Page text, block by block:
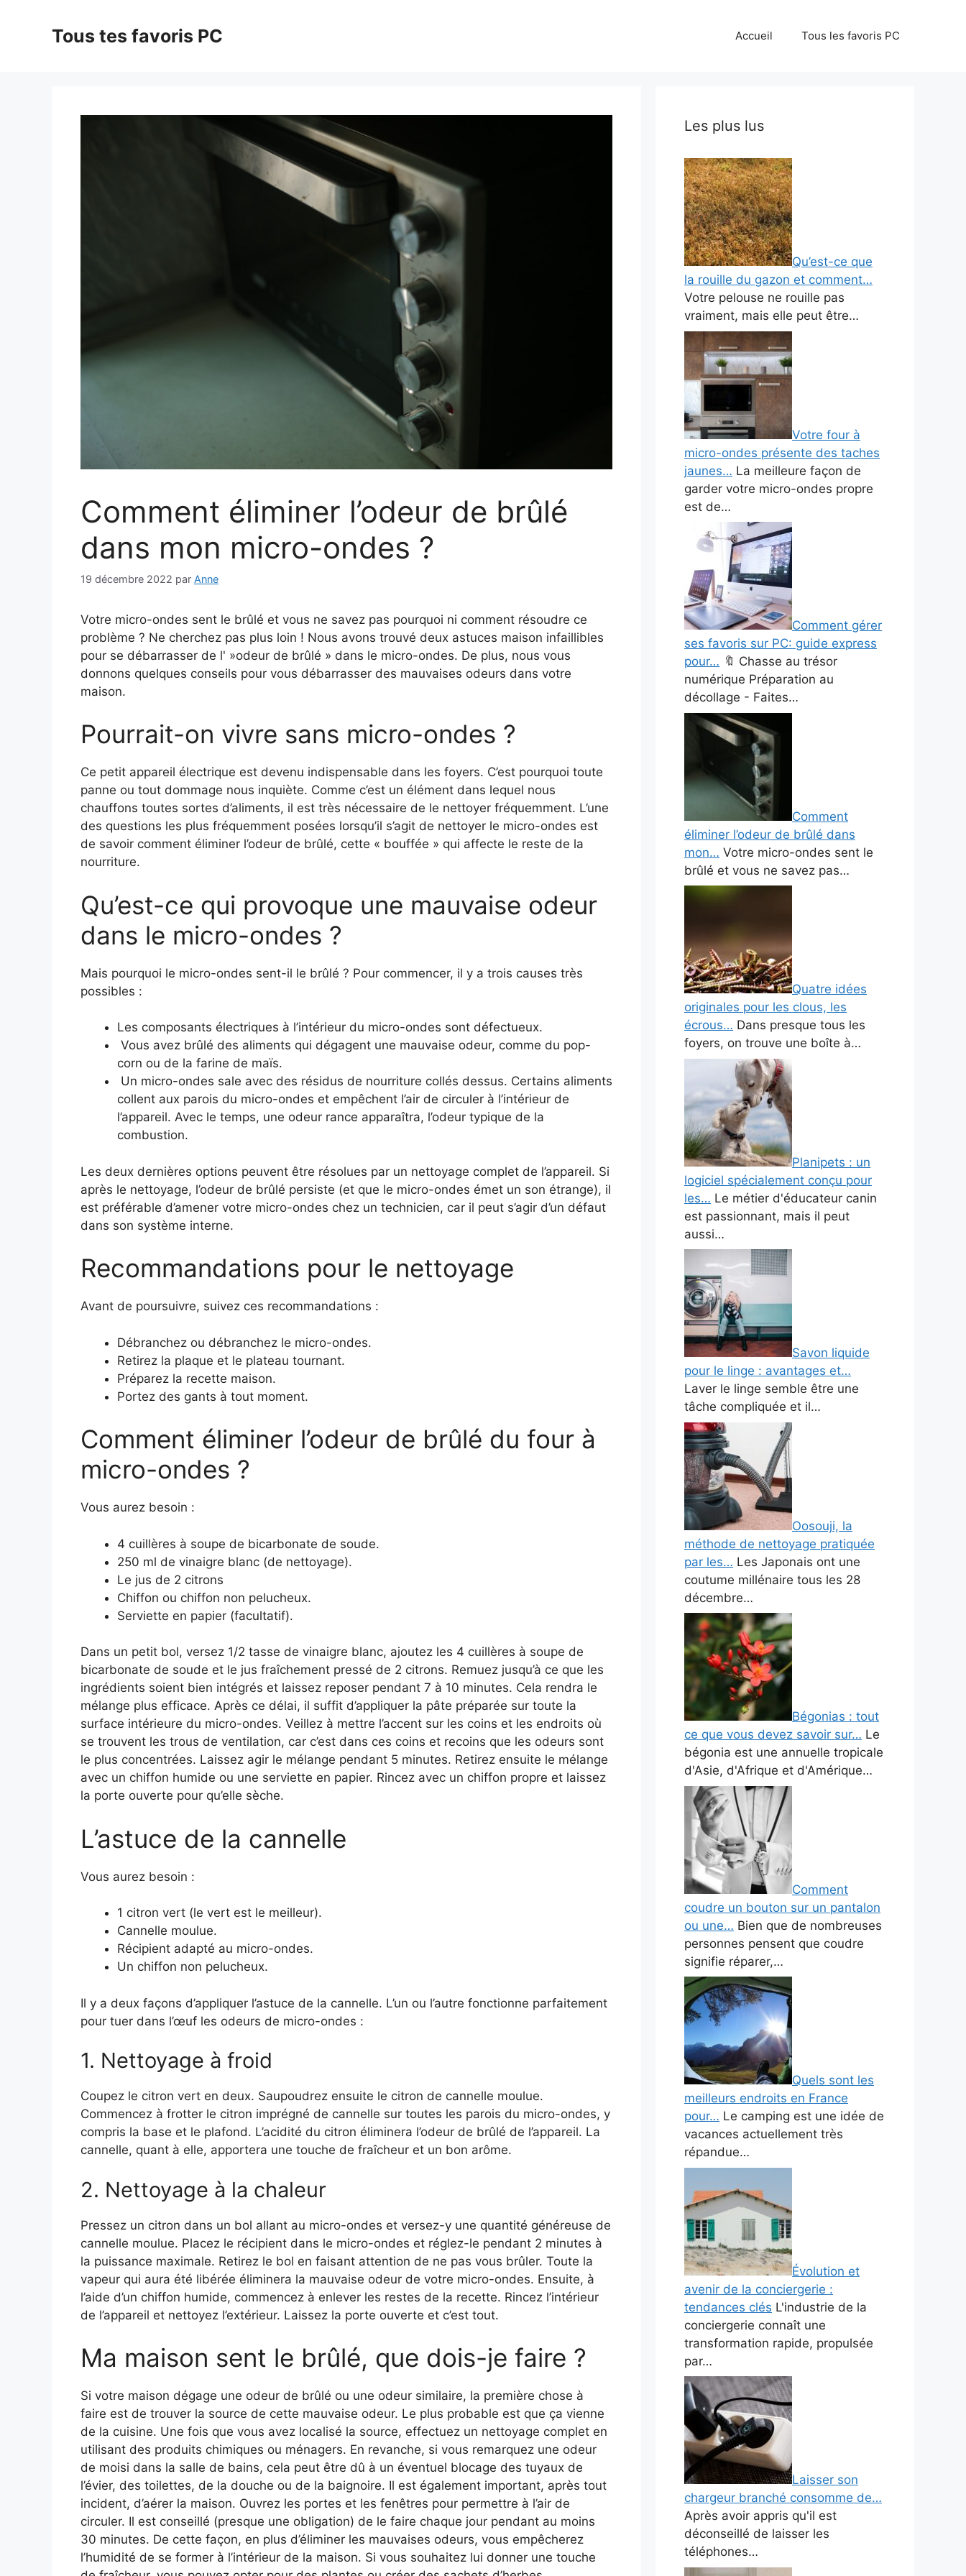
Tous tes favoris PC Accueil Tous les favoris PC
Comment éliminer l’odeur de brûlé
dans mon micro-ondes ?
19 décembre 2022 par Anne
Votre micro-ondes sent le brûlé et vous ne savez pas pourquoi ni comment résoudre ce
problème ? Ne cherchez pas plus loin ! Nous avons trouvé deux astuces maison infaillibles
pour se débarrasser de l' »odeur de brûlé » dans le micro-ondes. De plus, nous vous
donnons quelques conseils pour vous débarrasser des mauvaises odeurs dans votre
maison.
Pourrait-on vivre sans micro-ondes ?
Ce petit appareil électrique est devenu indispensable dans les foyers. C’est pourquoi toute
panne ou tout dommage nous inquiète. Comme c’est un élément dans lequel nous
chauffons toutes sortes d’aliments, il est très nécessaire de le nettoyer fréquemment. L’une
des questions les plus fréquemment posées lorsqu’il s’agit de nettoyer le micro-ondes est
de savoir comment éliminer l’odeur de brûlé, cette « bouffée » qui affecte le reste de la
nourriture.
Qu’est-ce qui provoque une mauvaise odeur
dans le micro-ondes ?
Mais pourquoi le micro-ondes sent-il le brûlé ? Pour commencer, il y a trois causes très
possibles :
Les composants électriques à l’intérieur du micro-ondes sont défectueux.
Vous avez brûlé des aliments qui dégagent une mauvaise odeur, comme du pop-
corn ou de la farine de maïs.
Un micro-ondes sale avec des résidus de nourriture collés dessus. Certains aliments
collent aux parois du micro-ondes et empêchent l’air de circuler à l’intérieur de
l’appareil. Avec le temps, une odeur rance apparaîtra, l’odeur typique de la
combustion.
Les deux dernières options peuvent être résolues par un nettoyage complet de l’appareil. Si
après le nettoyage, l’odeur de brûlé persiste (et que le micro-ondes émet un son étrange), il
est préférable d’amener votre micro-ondes chez un technicien, car il peut s’agir d’un défaut
dans son système interne.
Recommandations pour le nettoyage
Avant de poursuivre, suivez ces recommandations :
Débranchez ou débranchez le micro-ondes.
Retirez la plaque et le plateau tournant.
Préparez la recette maison.
Portez des gants à tout moment.
Comment éliminer l’odeur de brûlé du four à
micro-ondes ?
Vous aurez besoin :
4 cuillères à soupe de bicarbonate de soude.
250 ml de vinaigre blanc (de nettoyage).
Le jus de 2 citrons
Chiffon ou chiffon non pelucheux.
Serviette en papier (facultatif).
Dans un petit bol, versez 1/2 tasse de vinaigre blanc, ajoutez les 4 cuillères à soupe de
bicarbonate de soude et le jus fraîchement pressé de 2 citrons. Remuez jusqu’à ce que les
ingrédients soient bien intégrés et laissez reposer pendant 7 à 10 minutes. Cela rendra le
mélange plus efficace. Après ce délai, il suffit d’appliquer la pâte préparée sur toute la
surface intérieure du micro-ondes. Veillez à mettre l’accent sur les coins et les endroits où
se trouvent les trous de ventilation, car c’est dans ces coins et recoins que les odeurs sont
le plus concentrées. Laissez agir le mélange pendant 5 minutes. Retirez ensuite le mélange
avec un chiffon humide ou une serviette en papier. Rincez avec un chiffon propre et laissez
la porte ouverte pour qu’elle sèche.
L’astuce de la cannelle
Vous aurez besoin :
1 citron vert (le vert est le meilleur).
Cannelle moulue.
Récipient adapté au micro-ondes.
Un chiffon non pelucheux.
Il y a deux façons d’appliquer l’astuce de la cannelle. L’un ou l’autre fonctionne parfaitement
pour tuer dans l’œuf les odeurs de micro-ondes :
1. Nettoyage à froid
Coupez le citron vert en deux. Saupoudrez ensuite le citron de cannelle moulue.
Commencez à frotter le citron imprégné de cannelle sur toutes les parois du micro-ondes, y
compris la base et le plafond. L’acidité du citron éliminera l’odeur de brûlé de l’appareil. La
cannelle, quant à elle, apportera une touche de fraîcheur et un bon arôme.
2. Nettoyage à la chaleur
Pressez un citron dans un bol allant au micro-ondes et versez-y une quantité généreuse de
cannelle moulue. Placez le récipient dans le micro-ondes et réglez-le pendant 2 minutes à
la puissance maximale. Retirez le bol en faisant attention de ne pas vous brûler. Toute la
vapeur qui aura été libérée éliminera la mauvaise odeur de votre micro-ondes. Ensuite, à
l’aide d’un chiffon humide, commencez à enlever les restes de la recette. Rincez l’intérieur
de l’appareil et nettoyez l’extérieur. Laissez la porte ouverte et c’est tout.
Ma maison sent le brûlé, que dois-je faire ?
Si votre maison dégage une odeur de brûlé ou une odeur similaire, la première chose à
faire est de trouver la source de cette mauvaise odeur. Le plus probable est que ça vienne
de la cuisine. Une fois que vous avez localisé la source, effectuez un nettoyage complet en
utilisant des produits chimiques ou ménagers. En revanche, si vous remarquez une odeur
de moisi dans la salle de bains, cela peut être dû à un éventuel blocage des tuyaux de
l’évier, des toilettes, de la douche ou de la baignoire. Il est également important, après tout
incident, d’aérer la maison. Ouvrez les portes et les fenêtres pour permettre à l’air de
circuler. Il est conseillé (presque une obligation) de le faire chaque jour pendant au moins
30 minutes. De cette façon, en plus d’éliminer les mauvaises odeurs, vous empêcherez
l’humidité de se former à l’intérieur de la maison. Si vous souhaitez lui donner une touche
Les plus lus
Qu’est-ce que
la rouille du gazon et comment…
Votre pelouse ne rouille pas
vraiment, mais elle peut être…
Votre four à
micro-ondes présente des taches
jaunes… La meilleure façon de
garder votre micro-ondes propre
est de…
Comment gérer
ses favoris sur PC: guide express
pour… 🔖 Chasse au trésor
numérique Préparation au
décollage - Faites…
Comment
éliminer l’odeur de brûlé dans
mon… Votre micro-ondes sent le
brûlé et vous ne savez pas…
Quatre idées
originales pour les clous, les
écrous… Dans presque tous les
foyers, on trouve une boîte à…
Planipets : un
logiciel spécialement conçu pour
les… Le métier d'éducateur canin
est passionnant, mais il peut
aussi…
Savon liquide
pour le linge : avantages et…
Laver le linge semble être une
tâche compliquée et il…
Oosouji, la
méthode de nettoyage pratiquée
par les… Les Japonais ont une
coutume millénaire tous les 28
décembre…
Bégonias : tout
ce que vous devez savoir sur… Le
bégonia est une annuelle tropicale
d'Asie, d'Afrique et d'Amérique…
Comment
coudre un bouton sur un pantalon
ou une… Bien que de nombreuses
personnes pensent que coudre
signifie réparer,…
Quels sont les
meilleurs endroits en France
pour… Le camping est une idée de
vacances actuellement très
répandue…
Évolution et
avenir de la conciergerie :
tendances clés L'industrie de la
conciergerie connaît une
transformation rapide, propulsée
par…
Laisser son
chargeur branché consomme de…
Après avoir appris qu'il est
déconseillé de laisser les
téléphones…